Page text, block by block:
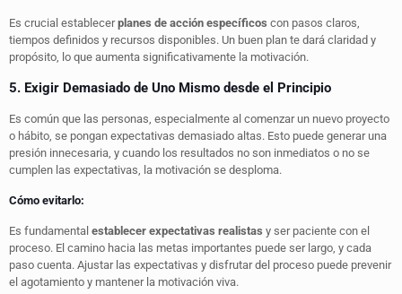
Es crucial establecerplanes de acción específicos con pasos claros,
tiempos definidos y recursos disponibles. Un buen plan te dará claridad y
propósito, lo que aumenta significativamente la motivación.
5. Exigir Demasiado de Uno Mismo desde el Principio
Es común que las personas, especialmente al comenzar un nuevo proyecto
o hábito, se pongan expectativas demasiado altas. Esto puede generar una
presión innecesaria, y cuando los resultados no son inmediatos o no se
cumplen las expectativas, la motivación se desploma.
Cómo evitarlo:
Es fundamental establecer expectativas realistas y ser paciente con el
proceso. El camino hacia las metas importantes puede ser largo, y cada
paso cuenta. Ajustar las expectativas y disfrutar del proceso puede prevenir
el agotamiento y mantener la motivación viva.